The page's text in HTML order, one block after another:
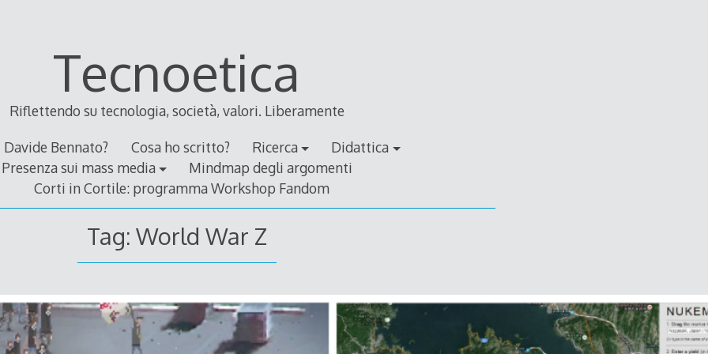
Tecnoetica
Riflettendo su tecnologia, società, valori. Liberamente
Davide Bennato? Cosa ho scritto? Ricerca
Didattica
Presenza sui mass media
Mindmap degli argomenti
Corti in Cortile: programma Workshop Fandom
Tag: World War Z